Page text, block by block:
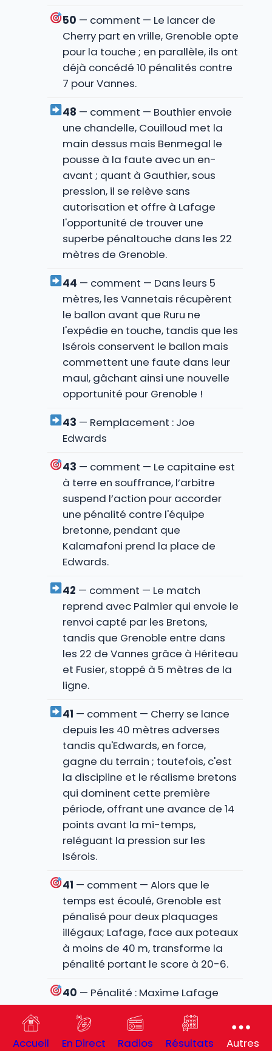
50 — comment — Le lancer de
Cherry part en vrille, Grenoble opte
pour la touche ; en parallèle, ils ont
déjà concédé 10 pénalités contre
7 pour Vannes.
48 — comment — Bouthier envoie
une chandelle, Couilloud met la
main dessus mais Benmegal le
pousse à la faute avec un en-
avant ; quant à Gauthier, sous
pression, il se relève sans
autorisation et offre à Lafage
l'opportunité de trouver une
superbe pénaltouche dans les 22
mètres de Grenoble.
44 — comment — Dans leurs 5
mètres, les Vannetais récupèrent
le ballon avant que Ruru ne
l'expédie en touche, tandis que les
Isérois conservent le ballon mais
commettent une faute dans leur
maul, gâchant ainsi une nouvelle
opportunité pour Grenoble !
43 — Remplacement : Joe
Edwards
43 — comment — Le capitaine est
à terre en souffrance, l’arbitre
suspend l’action pour accorder
une pénalité contre l'équipe
bretonne, pendant que
Kalamafoni prend la place de
Edwards.
42 — comment — Le match
reprend avec Palmier qui envoie le
renvoi capté par les Bretons,
tandis que Grenoble entre dans
les 22 de Vannes grâce à Hériteau
et Fusier, stoppé à 5 mètres de la
ligne.
41 — comment — Cherry se lance
depuis les 40 mètres adverses
tandis qu'Edwards, en force,
gagne du terrain ; toutefois, c'est
la discipline et le réalisme bretons
qui dominent cette première
période, offrant une avance de 14
points avant la mi-temps,
reléguant la pression sur les
Isérois.
41 — comment — Alors que le
temps est écoulé, Grenoble est
pénalisé pour deux plaquages
illégaux; Lafage, face aux poteaux
à moins de 40 m, transforme la
pénalité portant le score à 20-6.
40 — Pénalité : Maxime Lafage
— comment — Lafage
transforme sans difficulté face
Accueil En Direct Radios Résultats Autres